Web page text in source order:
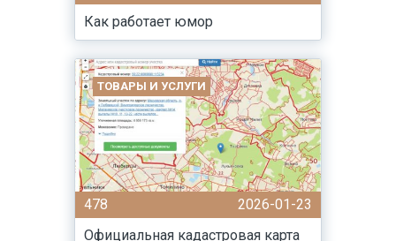
Как работает юмор
ТОВАРЫ И УСЛУГИ
478
2026-01-23
Официальная кадастровая карта